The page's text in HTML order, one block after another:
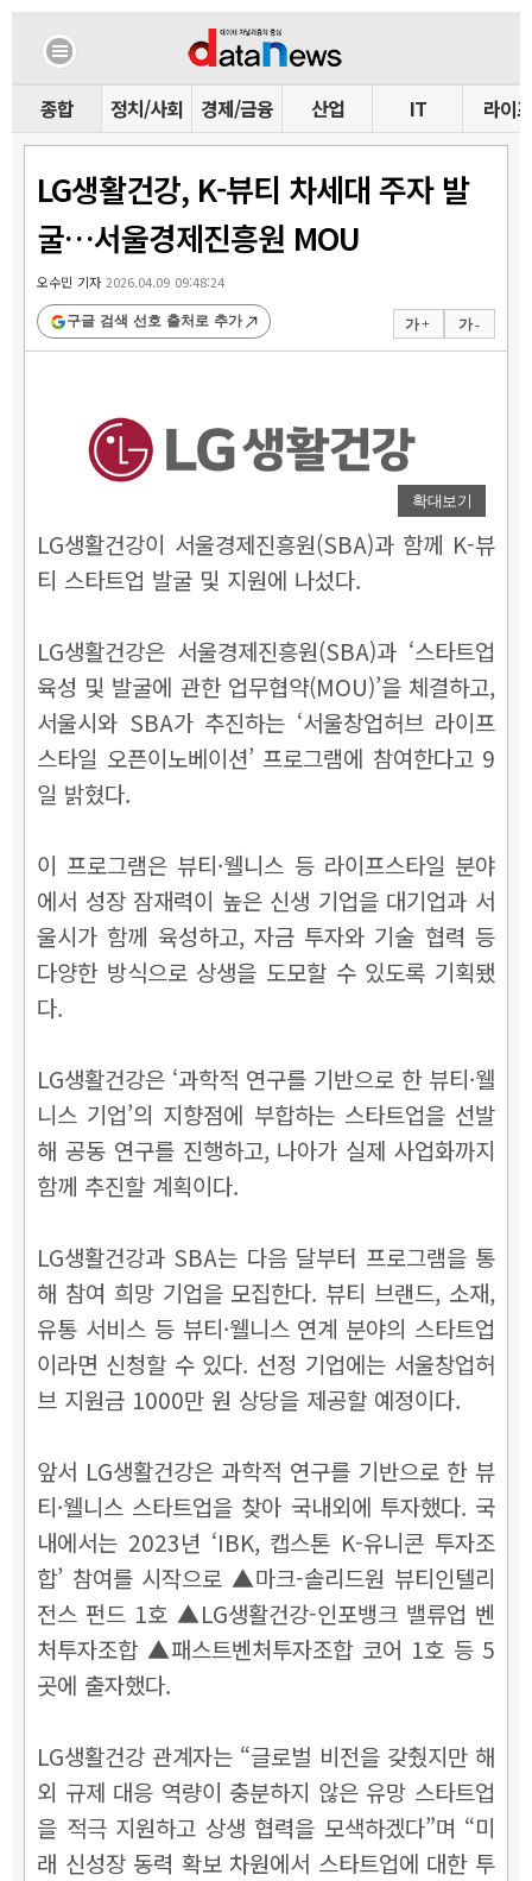
종합 정치/사회 경제/금융 산업 IT 라이프
LG생활건강, K-뷰티 차세대 주자 발
굴…서울경제진흥원 MOU
오수민 기자2026.04.09 09:48:24
가 + 가 -
구글 검색 선호 출처로 추가
확대보기
LG생활건강이 서울경제진흥원(SBA)과 함께 K-뷰
티 스타트업 발굴 및 지원에 나섰다.
LG생활건강은 서울경제진흥원(SBA)과 ‘스타트업
육성 및 발굴에 관한 업무협약(MOU)’을 체결하고,
서울시와 SBA가 추진하는 ‘서울창업허브 라이프
스타일 오픈이노베이션’ 프로그램에 참여한다고 9
일 밝혔다.
이 프로그램은 뷰티·웰니스 등 라이프스타일 분야
에서 성장 잠재력이 높은 신생 기업을 대기업과 서
울시가 함께 육성하고, 자금 투자와 기술 협력 등
다양한 방식으로 상생을 도모할 수 있도록 기획됐
다.
LG생활건강은 ‘과학적 연구를 기반으로 한 뷰티·웰
니스 기업’의 지향점에 부합하는 스타트업을 선발
해 공동 연구를 진행하고, 나아가 실제 사업화까지
함께 추진할 계획이다.
LG생활건강과 SBA는 다음 달부터 프로그램을 통
해 참여 희망 기업을 모집한다. 뷰티 브랜드, 소재,
유통 서비스 등 뷰티·웰니스 연계 분야의 스타트업
이라면 신청할 수 있다. 선정 기업에는 서울창업허
브 지원금 1000만 원 상당을 제공할 예정이다.
앞서 LG생활건강은 과학적 연구를 기반으로 한 뷰
티·웰니스 스타트업을 찾아 국내외에 투자했다. 국
내에서는 2023년 ‘IBK, 캡스톤 K-유니콘 투자조
합’ 참여를 시작으로 ▲마크-솔리드원 뷰티인텔리
전스 펀드 1호 ▲LG생활건강-인포뱅크 밸류업 벤
처투자조합 ▲패스트벤처투자조합 코어 1호 등 5
곳에 출자했다.
LG생활건강 관계자는 “글로벌 비전을 갖췄지만 해
외 규제 대응 역량이 충분하지 않은 유망 스타트업
을 적극 지원하고 상생 협력을 모색하겠다”며 “미
래 신성장 동력 확보 차원에서 스타트업에 대한 투